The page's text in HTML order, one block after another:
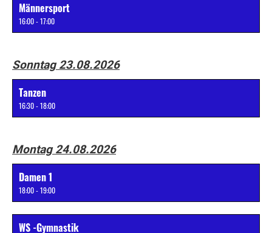
Männersport
16:00 - 17:00
Sonntag 23.08.2026
Tanzen
16:30 - 18:00
Montag 24.08.2026
Damen 1
18:00 - 19:00
WS -Gymnastik